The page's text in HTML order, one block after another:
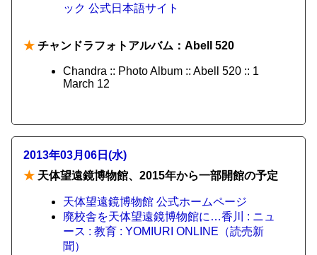
ック 公式日本語サイト
★ チャンドラフォトアルバム：Abell 520
Chandra :: Photo Album :: Abell 520 :: 1
March 12
2013年03月06日(水)
★ 天体望遠鏡博物館、2015年から一部開館の予定
天体望遠鏡博物館 公式ホームページ
廃校舎を天体望遠鏡博物館に…香川 : ニュ
ース : 教育 : YOMIURI ONLINE（読売新
聞）